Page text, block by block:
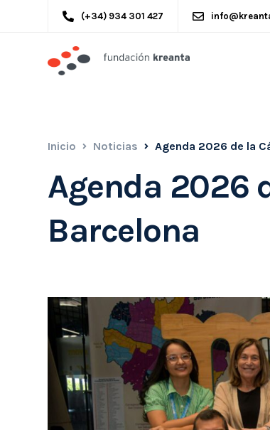
(+34) 934 301 427
Inicio Noticias Agenda 2026 de la
Agenda 2026
Barcelona